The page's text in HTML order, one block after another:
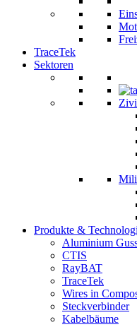
TraceTek
Sektoren
Produkte &
Aluminium
CTIS
RayBAT
TraceTek
Wires in
Steckverbinder
Kabelbäume